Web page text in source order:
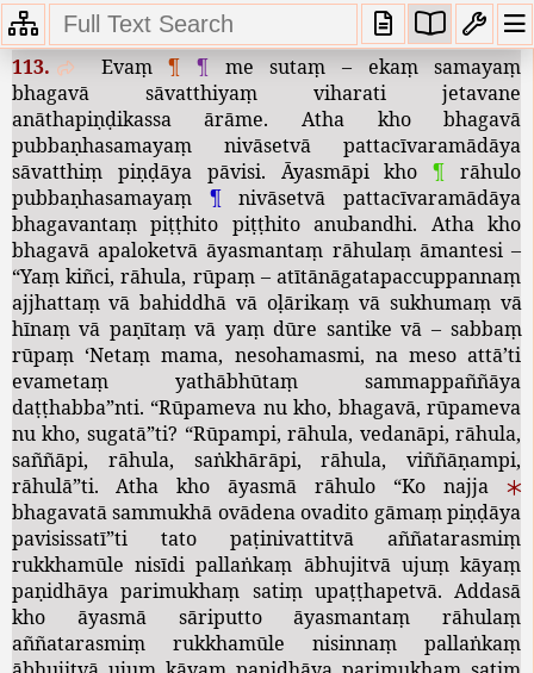
2. Mahārāhulovādasuttaṃ
113. Evaṃ ¶ ¶ me sutaṃ – ekaṃ
samayaṃ
bhagavā
sāvatthiyaṃ viharati
jetavane
anāthapiṇḍikassa
ārāme. Atha kho
bhagavā
pubbaṇhasamayaṃ
nivāsetvā
pattacīvaramādāya
sāvatthiṃ
piṇḍāya pāvisi. Āyasmāpi kho ¶
rāhulo
pubbaṇhasamayaṃ
¶ nivāsetvā
pattacīvaramādāya
bhagavantaṃ piṭṭhito piṭṭhito anubandhi. Atha kho
bhagavā apaloketvā āyasmantaṃ rāhulaṃ āmantesi –
“Yaṃ kiñci,rāhula, rūpaṃ–atītānāgatapaccuppannaṃ
ajjhattaṃ vā bahiddhā vā oḷārikaṃ vā sukhumaṃ vā
hīnaṃ vā paṇītaṃ vā yaṃ dūre santike vā – sabbaṃ
rūpaṃ‘Netaṃ mama, nesohamasmi, na meso attā’ti
evametaṃ
yathābhūtaṃ
sammappaññāya
daṭṭhabba”nti. “Rūpameva nu kho, bhagavā,rūpameva
nu kho, sugatā”ti? “Rūpampi,rāhula, vedanāpi,rāhula,
saññāpi, rāhula, saṅkhārāpi,rāhula,viññāṇampi,
rāhulā”ti.Atha kho āyasmā rāhulo“Ko
najja
bhagavatā sammukhā ovādena ovadito gāmaṃ piṇḍāya
pavisissatī”ti tato paṭinivattitvā
aññatarasmiṃ
rukkhamūle nisīdi pallaṅkaṃ ābhujitvā ujuṃ kāyaṃ
paṇidhāya parimukhaṃ satiṃ upaṭṭhapetvā.Addasā
kho
āyasmā sāriputto āyasmantaṃ
rāhulaṃ
aññatarasmiṃ
rukkhamūle nisinnaṃ
pallaṅkaṃ